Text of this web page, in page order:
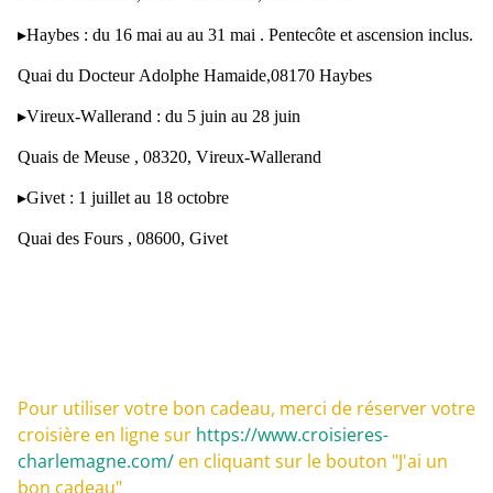
Abonnez-vous à notre newsletter et ne manquez
aucun bon plan
J'accepte de recevoir des informations commerciales de la
part des Croisières Charlemagne*
Nos croisières individuelles
La Meuse est un fleuve chargé d’histoire, tout comme les
villes qui la bordent. Petite cité de caractère, ville
industrielle, hameau confronté à des conflits armés
Croisière repas 4h Fête des pères
▸Haybes : du 16 mai au au 31 mai . Pentecôte et ascension inclus.
Quai du Docteur Adolphe Hamaide,08170 Haybes
▸Vireux-Wallerand : du 5 juin au 28 juin
Quais de Meuse , 08320, Vireux-Wallerand
▸Givet : 1 juillet au 18 octobre
Quai des Fours , 08600, Givet
Pour utiliser votre bon cadeau, merci de réserver votre
croisière en ligne sur https://www.croisieres-
charlemagne.com/ en cliquant sur le bouton "J'ai un
bon cadeau"